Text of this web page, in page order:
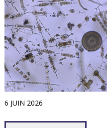
6 JUIN 2026